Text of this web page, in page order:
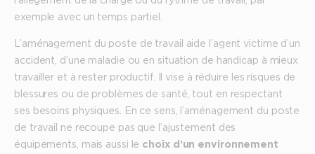
exemple avec un temps partiel.
L’aménagement du poste de travail aide l’agent victime d’un
accident, d’une maladie ou en situation de handicap à mieux
travailler et à rester productif. Il vise à réduire les risques de
blessures ou de problèmes de santé, tout en respectant
ses besoins physiques. En ce sens, l’aménagement du poste
de travail ne recoupe pas que l’ajustement des
équipements, mais aussi le choix d’un environnement